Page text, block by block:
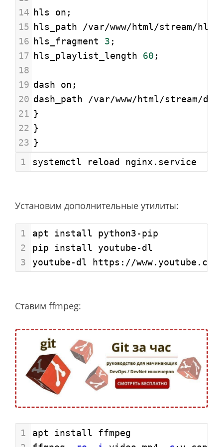
14 hls on;
15 hls_path /var/www/html/stream/hls;
16 hls_fragment 3 ;
17 hls_playlist_length 60 ;
18
19 dash on;
20 dash_path /var/www/html/stream/
21 }
22 }
23 }
1
systemctl reload nginx.service
Установим дополнительные утилиты:
1
apt install python3-pip
2
pip install youtube-dl
3
youtube-dl https://
Ставим ffmpeg:
1
apt install ffmpeg